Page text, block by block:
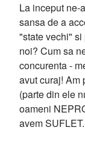
La inceput ne-
sansa de a
"state vechi"
noi? Cum sa
concurenta -
avut curaj! Am
(parte din ele
oameni
avem SUFLET.